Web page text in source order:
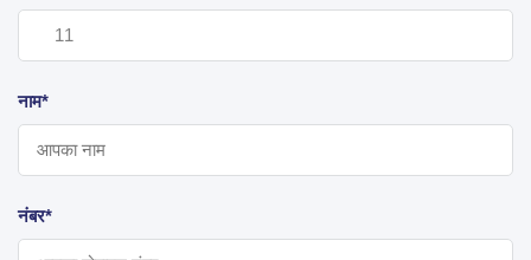
नाम*
नंबर*